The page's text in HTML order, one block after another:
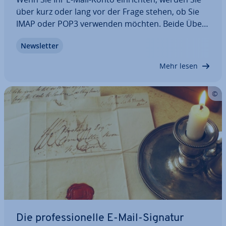
über kurz oder lang vor der Frage stehen, ob Sie
IMAP oder POP3 verwenden möchten. Beide Über­
Ihrer elek­tro­ni­schen Nach­rich­ten. Doch was sind
News­let­ter
Mehr lesen
Die pro­fes­sio­nel­le E-Mail-Signatur